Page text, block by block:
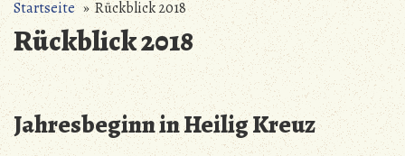
Startseite» Rückblick 2018
Rückblick 2018
Jahresbeginn in Heilig Kreuz